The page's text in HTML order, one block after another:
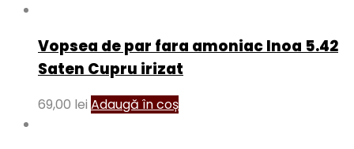
Vopsea de par fara amoniac Inoa 5.42
Saten Cupru irizat
69,00 lei Adaugă în coș